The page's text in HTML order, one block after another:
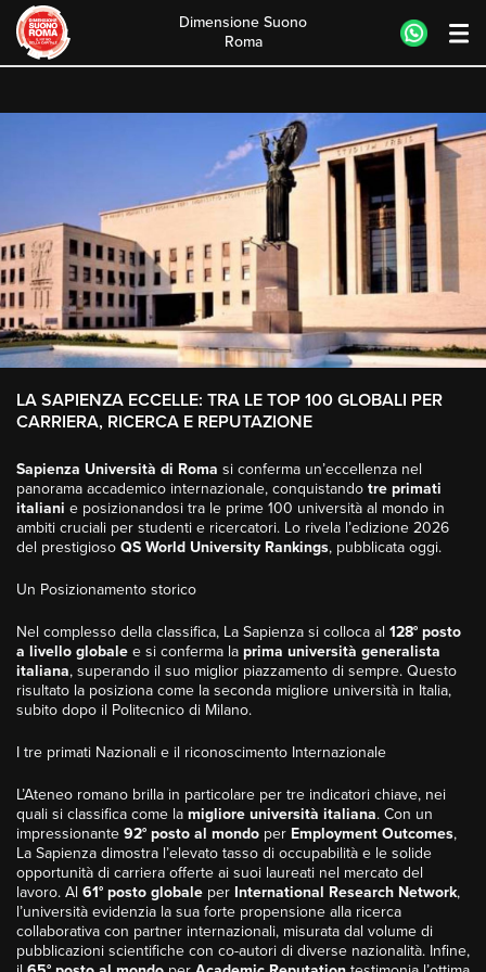
content
Dimensione Suono
Roma
LA SAPIENZA ECCELLE: TRA LE TOP 100 GLOBALI PER
CARRIERA, RICERCA E REPUTAZIONE
Sapienza Università di Roma si conferma un’eccellenza nel
panorama accademico internazionale, conquistando tre primati
italiani e posizionandosi tra le prime 100 università al mondo in
ambiti cruciali per studenti e ricercatori. Lo rivela l’edizione 2026
del prestigioso QS World University Rankings, pubblicata oggi.
Un Posizionamento storico
Nel complesso della classifica, La Sapienza si colloca al 128° posto
a livello globale e si conferma la prima università generalista
italiana, superando il suo miglior piazzamento di sempre. Questo
risultato la posiziona come la seconda migliore università in Italia,
subito dopo il Politecnico di Milano.
I tre primati Nazionali e il riconoscimento Internazionale
L’Ateneo romano brilla in particolare per tre indicatori chiave, nei
quali si classifica come la migliore università italiana. Con un
impressionante 92° posto al mondo per Employment Outcomes,
La Sapienza dimostra l’elevato tasso di occupabilità e le solide
opportunità di carriera offerte ai suoi laureati nel mercato del
lavoro. Al 61° posto globale per International Research Network,
l’università evidenzia la sua forte propensione alla ricerca
collaborativa con partner internazionali, misurata dal volume di
pubblicazioni scientifiche con co-autori di diverse nazionalità. Infine,